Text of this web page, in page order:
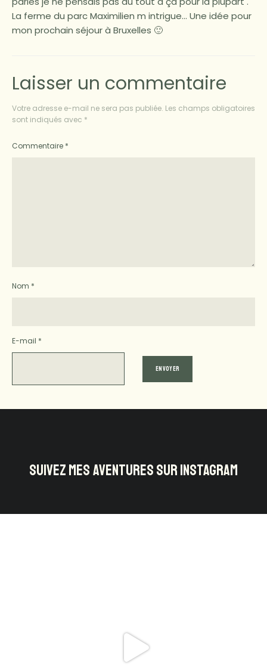
La ferme du parc Maximilien m intrigue… Une idée pour
mon prochain séjour à Bruxelles 🙂
Laisser un commentaire
Votre adresse e-mail ne sera pas publiée. Les champs obligatoires
sont indiqués avec *
Commentaire *
Nom *
E-mail *
SUIVEZ MES AVENTURES SUR INSTAGRAM